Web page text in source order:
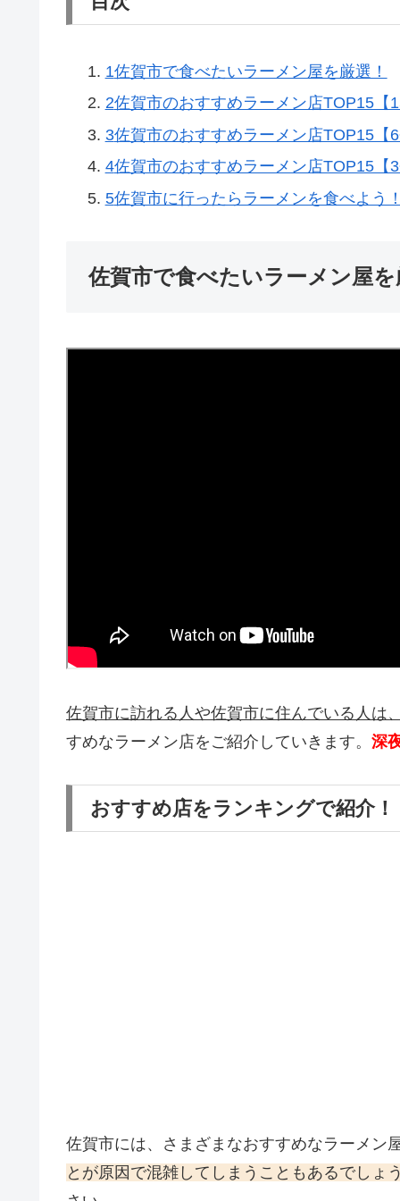
1佐賀市で食べたいラーメン屋を厳選！
2佐賀市のおすすめラーメン店TOP15【
3佐賀市のおすすめラーメン店TOP15【
4佐賀市のおすすめラーメン店TOP15【
5佐賀市に行ったらラーメンを食べよう
佐賀市で食べたいラーメン屋を
佐賀市に訪れる人や佐賀市に住んでいる人は
すめなラーメン店をご紹介していきます。 深
おすすめ店をランキングで紹介！
佐賀市には、さまざまなおすすめなラーメン
とが原因で混雑してしまうこともあるでしょ